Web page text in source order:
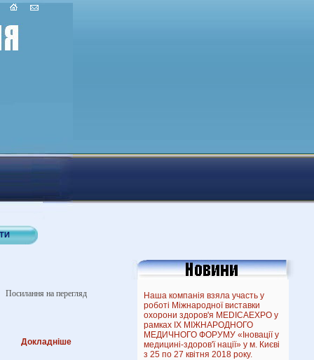
Посилання на перегляд
Докладніше
Наша компанія взяла участь у
роботі Міжнародної виставки
охорони здоров'я MEDICAEXPO у
рамках IX МІЖНАРОДНОГО
МЕДИЧНОГО ФОРУМУ «Іновації у
медицині-здоров'ї нації» у м. Києві
з 25 по 27 квітня 2018 року.